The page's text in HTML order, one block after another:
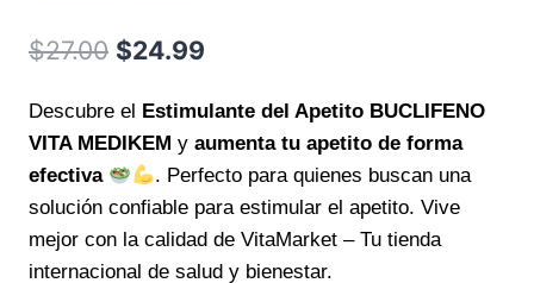
$27.00 El
original
era:
$27.00.
$24.99
actual
es:
$24.99.
Descubre el Estimulante del Apetito BUCLIFENO
VITA MEDIKEM y aumenta tu apetito de forma
efectiva
. Perfecto para quienes buscan una
solución confiable para estimular el apetito. Vive
mejor con la calidad de VitaMarket – Tu tienda
internacional de salud y bienestar.